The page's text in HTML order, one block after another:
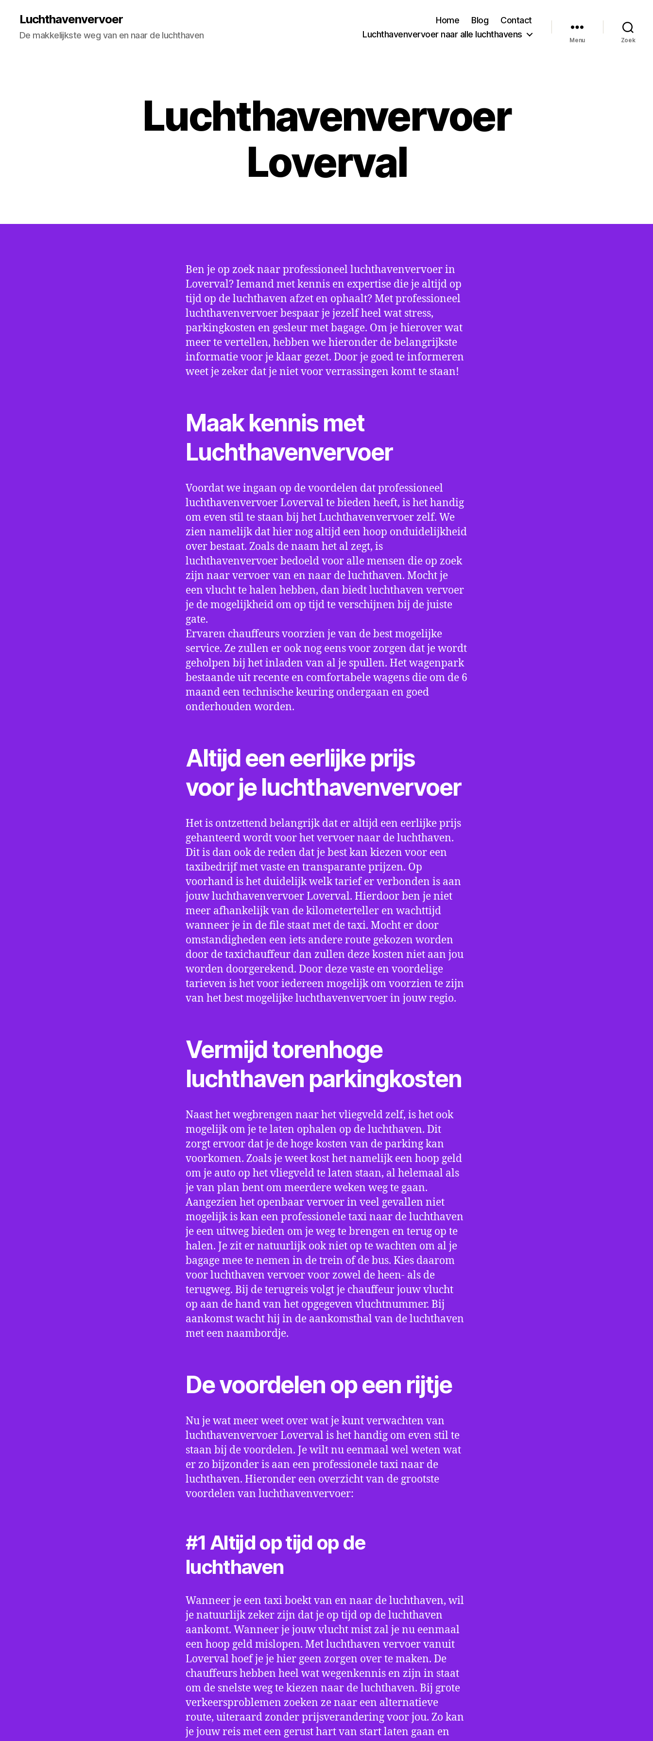
Luchthavenvervoer
De makkelijkste weg van en naar de luchthaven
Home Blog
Contact
Luchthavenvervoer naar alle luchthavens
Menu Zoek
Luchthavenvervoer
Loverval
Ben je op zoek naar professioneel luchthavenvervoer in
Loverval? Iemand met kennis en expertise die je altijd op
tijd op de luchthaven afzet en ophaalt? Met professioneel
luchthavenvervoer bespaar je jezelf heel wat stress,
parkingkosten en gesleur met bagage. Om je hierover wat
meer te vertellen, hebben we hieronder de belangrijkste
informatie voor je klaar gezet. Door je goed te informeren
weet je zeker dat je niet voor verrassingen komt te staan!
Maak kennis met
Luchthavenvervoer
Voordat we ingaan op de voordelen dat professioneel
luchthavenvervoer Loverval te bieden heeft, is het handig
om even stil te staan bij het Luchthavenvervoer zelf. We
zien namelijk dat hier nog altijd een hoop onduidelijkheid
over bestaat. Zoals de naam het al zegt, is
luchthavenvervoer bedoeld voor alle mensen die op zoek
zijn naar vervoer van en naar de luchthaven. Mocht je
een vlucht te halen hebben, dan biedt luchthaven vervoer
je de mogelijkheid om op tijd te verschijnen bij de juiste
gate.
Ervaren chauffeurs voorzien je van de best mogelijke
service. Ze zullen er ook nog eens voor zorgen dat je wordt
geholpen bij het inladen van al je spullen. Het wagenpark
bestaande uit recente en comfortabele wagens die om de 6
maand een technische keuring ondergaan en goed
onderhouden worden.
Altijd een eerlijke prijs
voor je luchthavenvervoer
Het is ontzettend belangrijk dat er altijd een eerlijke prijs
gehanteerd wordt voor het vervoer naar de luchthaven.
Dit is dan ook de reden dat je best kan kiezen voor een
taxibedrijf met vaste en transparante prijzen. Op
voorhand is het duidelijk welk tarief er verbonden is aan
jouw luchthavenvervoer Loverval. Hierdoor ben je niet
meer afhankelijk van de kilometerteller en wachttijd
wanneer je in de file staat met de taxi. Mocht er door
omstandigheden een iets andere route gekozen worden
door de taxichauffeur dan zullen deze kosten niet aan jou
worden doorgerekend. Door deze vaste en voordelige
tarieven is het voor iedereen mogelijk om voorzien te zijn
van het best mogelijke luchthavenvervoer in jouw regio.
Vermijd torenhoge
luchthaven parkingkosten
Naast het wegbrengen naar het vliegveld zelf, is het ook
mogelijk om je te laten ophalen op de luchthaven. Dit
zorgt ervoor dat je de hoge kosten van de parking kan
voorkomen. Zoals je weet kost het namelijk een hoop geld
om je auto op het vliegveld te laten staan, al helemaal als
je van plan bent om meerdere weken weg te gaan.
Aangezien het openbaar vervoer in veel gevallen niet
mogelijk is kan een professionele taxi naar de luchthaven
je een uitweg bieden om je weg te brengen en terug op te
halen. Je zit er natuurlijk ook niet op te wachten om al je
bagage mee te nemen in de trein of de bus. Kies daarom
voor luchthaven vervoer voor zowel de heen- als de
terugweg. Bij de terugreis volgt je chauffeur jouw vlucht
op aan de hand van het opgegeven vluchtnummer. Bij
aankomst wacht hij in de aankomsthal van de luchthaven
met een naambordje.
De voordelen op een rijtje
Nu je wat meer weet over wat je kunt verwachten van
luchthavenvervoer Loverval is het handig om even stil te
staan bij de voordelen. Je wilt nu eenmaal wel weten wat
er zo bijzonder is aan een professionele taxi naar de
luchthaven. Hieronder een overzicht van de grootste
voordelen van luchthavenvervoer:
#1 Altijd op tijd op de
luchthaven
Wanneer je een taxi boekt van en naar de luchthaven, wil
je natuurlijk zeker zijn dat je op tijd op de luchthaven
aankomt. Wanneer je jouw vlucht mist zal je nu eenmaal
een hoop geld mislopen. Met luchthaven vervoer vanuit
Loverval hoef je je hier geen zorgen over te maken. De
chauffeurs hebben heel wat wegenkennis en zijn in staat
om de snelste weg te kiezen naar de luchthaven. Bij grote
verkeersproblemen zoeken ze naar een alternatieve
route, uiteraard zonder prijsverandering voor jou. Zo kan
je jouw reis met een gerust hart van start laten gaan en